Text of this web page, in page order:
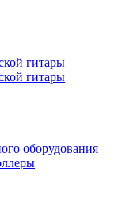
гитары
гитары
оборудования